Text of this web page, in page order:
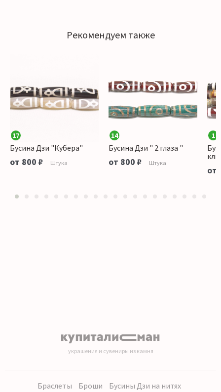
Рекомендуем также
17
Бусина Дзи "Кубера"
от 800 ₽ Штука
14
Бусина Дзи " 2 глаза "
от 800 ₽ Штука
1
от
украшения и сувениры из камня
Браслеты Броши Бусины Дзи на нитях